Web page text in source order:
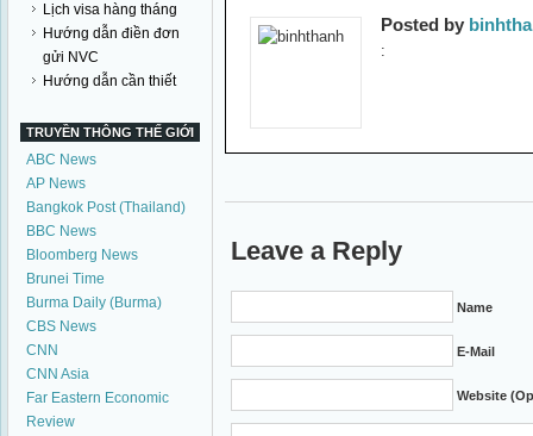
Lịch visa hàng tháng
Hướng dẫn điền đơn
gửi NVC
Hướng dẫn cần thiết
TRUYỀN THÔNG THẾ GIỚI
ABC News
AP News
Bangkok Post (Thailand)
BBC News
Bloomberg News
Brunei Time
Burma Daily (Burma)
CBS News
CNN
CNN Asia
Far Eastern Economic
Review
Posted by
:
Leave a Reply
Name
E-Mail
Website